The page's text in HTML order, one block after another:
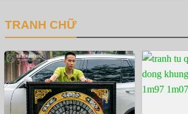
TRANH CHỮ